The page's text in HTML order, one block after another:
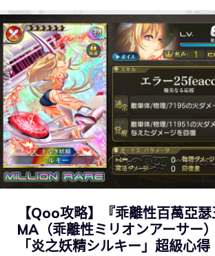
【Qoo攻略】『乖離性百萬亞
MA（乖離性ミリオンアーサー
「炎之妖精シルキー」超級心得